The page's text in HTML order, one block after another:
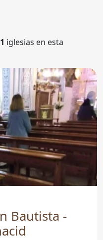
1 iglesias en esta
Bautista -